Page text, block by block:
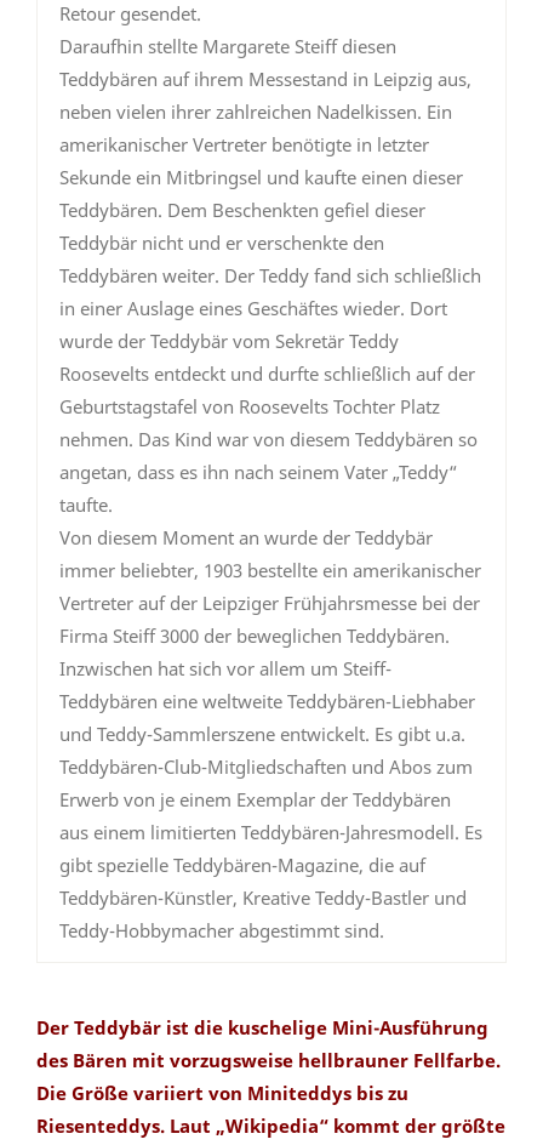
Retour gesendet.
Daraufhin stellte Margarete Steiff diesen
Teddybären auf ihrem Messestand in Leipzig aus,
neben vielen ihrer zahlreichen Nadelkissen. Ein
amerikanischer Vertreter benötigte in letzter
Sekunde ein Mitbringsel und kaufte einen dieser
Teddybären. Dem Beschenkten gefiel dieser
Teddybär nicht und er verschenkte den
Teddybären weiter. Der Teddy fand sich schließlich
in einer Auslage eines Geschäftes wieder. Dort
wurde der Teddybär vom Sekretär Teddy
Roosevelts entdeckt und durfte schließlich auf der
Geburtstagstafel von Roosevelts Tochter Platz
nehmen. Das Kind war von diesem Teddybären so
angetan, dass es ihn nach seinem Vater „Teddy“
taufte.
Von diesem Moment an wurde der Teddybär
immer beliebter, 1903 bestellte ein amerikanischer
Vertreter auf der Leipziger Frühjahrsmesse bei der
Firma Steiff 3000 der beweglichen Teddybären.
Inzwischen hat sich vor allem um Steiff-
Teddybären eine weltweite Teddybären-Liebhaber
und Teddy-Sammlerszene entwickelt. Es gibt u.a.
Teddybären-Club-Mitgliedschaften und Abos zum
Erwerb von je einem Exemplar der Teddybären
aus einem limitierten Teddybären-Jahresmodell. Es
gibt spezielle Teddybären-Magazine, die auf
Teddybären-Künstler, Kreative Teddy-Bastler und
Teddy-Hobbymacher abgestimmt sind.
Der Teddybär ist die kuschelige Mini-Ausführung
des Bären mit vorzugsweise hellbrauner Fellfarbe.
Die Größe variiert von Miniteddys bis zu
Riesenteddys. Laut „Wikipedia“ kommt der größte